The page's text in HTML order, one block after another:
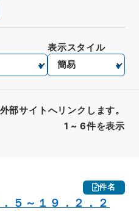
1 ~ 6件を表示
表示スタイル
部サイトへリンクします。
件名
５～１９．２．２